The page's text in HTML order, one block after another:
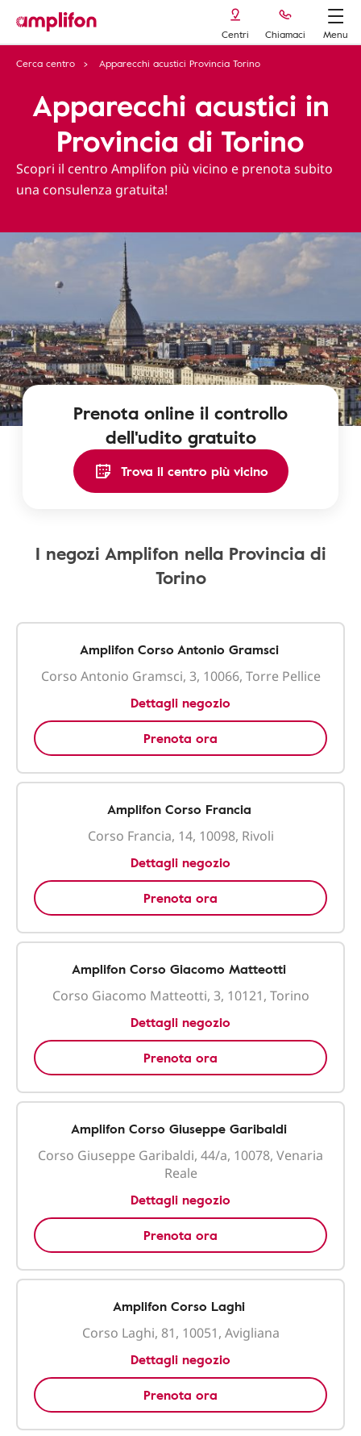
Centri Chiamaci
Menu
Cerca centro
Apparecchi acustici Provincia Torino
Apparecchi acustici in
Provincia di Torino
Scopri il centro Amplifon più vicino e prenota subito
una consulenza gratuita!
Prenota online il controllo
dell'udito gratuito
Trova il centro più vicino
I negozi Amplifon nella Provincia di
Torino
Amplifon Corso Antonio Gramsci
Corso Antonio Gramsci, 3, 10066, Torre Pellice
Dettagli negozio
Prenota ora
Amplifon Corso Francia
Corso Francia, 14, 10098, Rivoli
Dettagli negozio
Prenota ora
Amplifon Corso Giacomo Matteotti
Corso Giacomo Matteotti, 3, 10121, Torino
Dettagli negozio
Prenota ora
Amplifon Corso Giuseppe Garibaldi
Corso Giuseppe Garibaldi, 44/a, 10078, Venaria
Reale
Dettagli negozio
Prenota ora
Amplifon Corso Laghi
Corso Laghi, 81, 10051, Avigliana
Dettagli negozio
Prenota ora